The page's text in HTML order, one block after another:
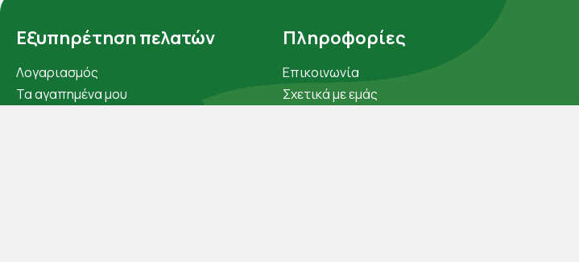
Εξυπηρέτηση πελατών
Λογαριασμός
Τα αγαπημένα μου
Πληροφορίες
Επικοινωνία
Σχετικά με εμάς